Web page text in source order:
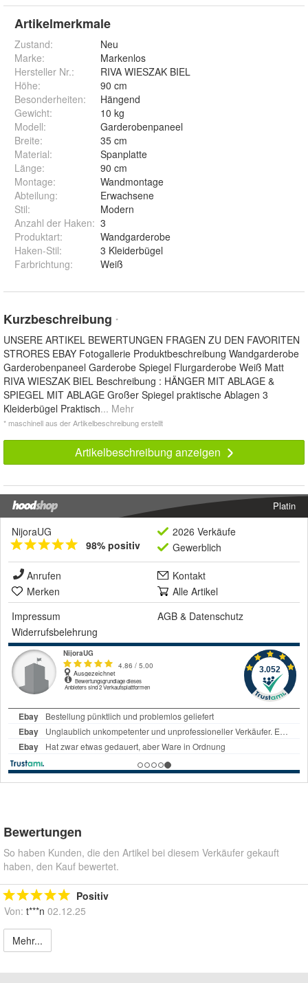
Artikelmerkmale
Zustand:
Neu
Marke:
Markenlos
Hersteller Nr.:
RIVA WIESZAK BIEL
Höhe:
90 cm
Besonderheiten:
Hängend
Gewicht:
10 kg
Modell:
Garderobenpaneel
Breite:
35 cm
Material:
Spanplatte
Länge:
90 cm
Montage:
Wandmontage
Abteilung:
Erwachsene
Stil:
Modern
Anzahl der Haken: 3
Produktart:
Wandgarderobe
Haken-Stil:
3 Kleiderbügel
Farbrichtung: Weiß
Kurzbeschreibung *
UNSERE ARTIKEL BEWERTUNGEN FRAGEN ZU DEN FAVORITEN
STRORES EBAY Fotogallerie Produktbeschreibung Wandgarderobe
Garderobenpaneel Garderobe Spiegel Flurgarderobe Weiß Matt
RIVA WIESZAK BIEL Beschreibung : HÄNGER MIT ABLAGE &
SPIEGEL MIT ABLAGE Großer Spiegel praktische Ablagen 3
Kleiderbügel Praktisch... Mehr
* maschinell aus der Artikelbeschreibung erstellt
Artikelbeschreibung anzeigen
Platin
NijoraUG
98% positiv
2026 Verkäufe
Gewerblich
Anrufen
Kontakt
Merken
Alle Artikel
Impressum
AGB & Datenschutz
Widerrufsbelehrung
Bewertungen
So haben Kunden, die den Artikel bei diesem Verkäufer gekauft
haben, den Kauf bewertet.
Positiv
Von: t***n 02.12.25
Mehr...